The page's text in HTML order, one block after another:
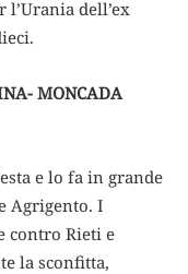
dell’ex
MONCADA
e lo fa in grande
Agrigento. I
contro Rieti e
la sconfitta,